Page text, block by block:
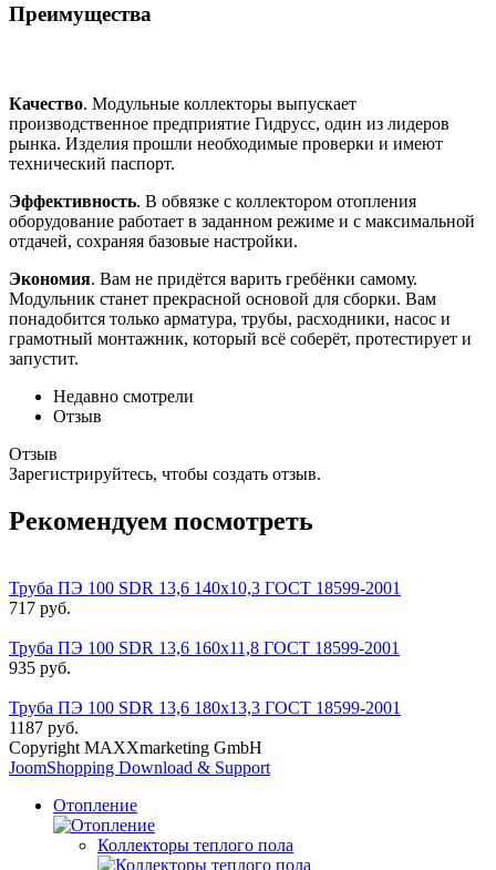
Преимущества
Качество. Модульные коллекторы выпускает
производственное предприятие Гидрусс, один из лидеров
рынка. Изделия прошли необходимые проверки и имеют
технический паспорт.
Эффективность. В обвязке с коллектором отопления
оборудование работает в заданном режиме и с максимальной
отдачей, сохраняя базовые настройки.
Экономия. Вам не придётся варить гребёнки самому.
Модульник станет прекрасной основой для сборки. Вам
понадобится только арматура, трубы, расходники, насос и
грамотный монтажник, который всё соберёт, протестирует и
запустит.
Недавно смотрели
Отзыв
Отзыв
Зарегистрируйтесь, чтобы создать отзыв.
Рекомендуем посмотреть
Труба ПЭ 100 SDR 13,6 140x10,3 ГОСТ 18599-2001
717 руб.
Труба ПЭ 100 SDR 13,6 160x11,8 ГОСТ 18599-2001
935 руб.
Труба ПЭ 100 SDR 13,6 180x13,3 ГОСТ 18599-2001
1187 руб.
Copyright MAXXmarketing GmbH
JoomShopping Download & Support
Отопление
Коллекторы теплого пола